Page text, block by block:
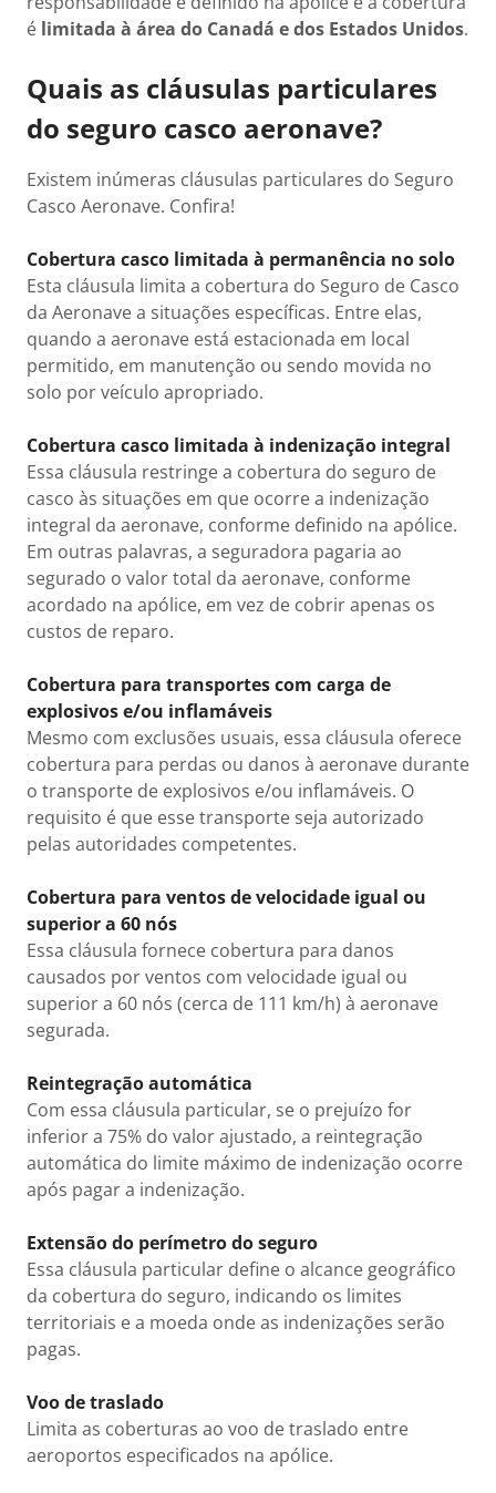
é limitada à área do Canadá e dos Estados Unidos.
Quais as cláusulas particulares
do seguro casco aeronave?
Existem inúmeras cláusulas particulares do Seguro
Casco Aeronave. Confira!
Cobertura casco limitada à permanência no solo
Esta cláusula limita a cobertura do Seguro de Casco
da Aeronave a situações específicas. Entre elas,
quando a aeronave está estacionada em local
permitido, em manutenção ou sendo movida no
solo por veículo apropriado.
Cobertura casco limitada à indenização integral
Essa cláusula restringe a cobertura do seguro de
casco às situações em que ocorre a indenização
integral da aeronave, conforme definido na apólice.
Em outras palavras, a seguradora pagaria ao
segurado o valor total da aeronave, conforme
acordado na apólice, em vez de cobrir apenas os
custos de reparo.
Cobertura para transportes com carga de
explosivos e/ou inflamáveis
Mesmo com exclusões usuais, essa cláusula oferece
cobertura para perdas ou danos à aeronave durante
o transporte de explosivos e/ou inflamáveis. O
requisito é que esse transporte seja autorizado
pelas autoridades competentes.
Cobertura para ventos de velocidade igual ou
superior a 60 nós
Essa cláusula fornece cobertura para danos
causados por ventos com velocidade igual ou
superior a 60 nós (cerca de 111 km/h) à aeronave
segurada.
Reintegração automática
Com essa cláusula particular, se o prejuízo for
inferior a 75% do valor ajustado, a reintegração
automática do limite máximo de indenização ocorre
após pagar a indenização.
Extensão do perímetro do seguro
Essa cláusula particular define o alcance geográfico
da cobertura do seguro, indicando os limites
territoriais e a moeda onde as indenizações serão
pagas.
Voo de traslado
Limita as coberturas ao voo de traslado entre
aeroportos especificados na apólice.